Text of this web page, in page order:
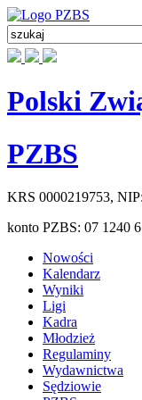
Polski
PZBS
KRS 0000219753, NIP:
konto PZBS: 07 1240
Nowości
Kalendarz
Wyniki
Ligi
Kadra
Młodzież
Regulaminy
Wydawnictwa
Sędziowie